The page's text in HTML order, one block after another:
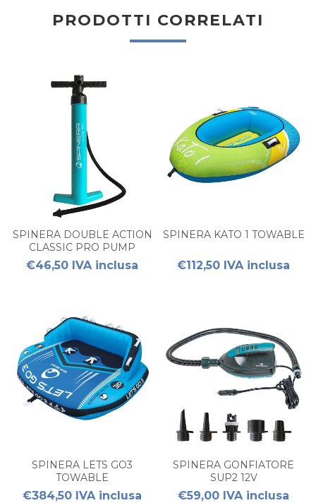
PRODOTTI CORRELATI
SPINERA DOUBLE ACTION
CLASSIC PRO PUMP
€46,50 IVA inclusa
SPINERA KATO 1 TOWABLE
€112,50 IVA inclusa
SPINERA LETS GO3
TOWABLE
€384,50 IVA inclusa
SPINERA GONFIATORE
SUP2 12V
€59,00 IVA inclusa